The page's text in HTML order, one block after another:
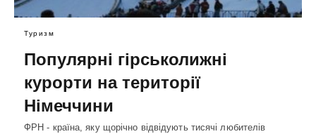
Туризм
Популярні гірськолижні
курорти на території
Німеччини
ФРН - країна, яку щорічно відвідують тисячі любителів